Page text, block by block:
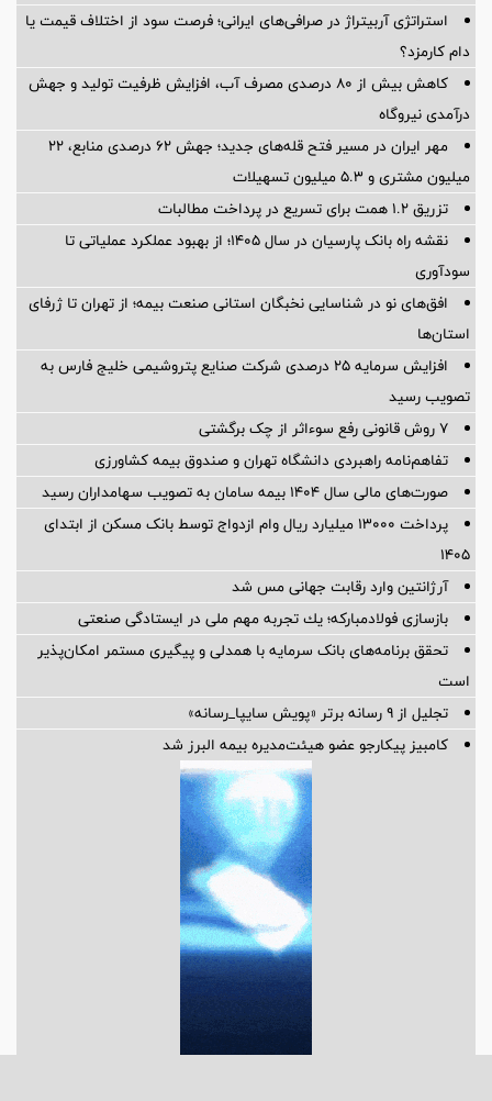
استراتژی آربیتراژ در صرافی‌های ایرانی؛ فرصت سود از اختلاف قیمت یا
دام کارمزد؟
کاهش بیش از ۸۰ درصدی مصرف آب، افزایش ظرفیت تولید و جهش
درآمدی نیروگاه
مهر ایران در مسیر فتح قله‌های جدید؛ جهش ۶۲ درصدی منابع، ۲۲
میلیون مشتری و ۵.۳ میلیون تسهیلات
تزریق ۱.۲ همت برای تسریع در پرداخت مطالبات
نقشه راه بانک پارسیان در سال ۱۴۰۵؛ از بهبود عملکرد عملیاتی تا
سودآوری
افق‌های نو در شناسایی نخبگان استانی صنعت بیمه؛ از تهران تا ژرفای
استان‌ها
افزایش سرمایه ۲۵ درصدی شرکت صنایع پتروشیمی خلیج فارس به
تصویب رسید
۷ روش قانونی رفع سوء‌اثر از چک برگشتی
تفاهم‌نامه راهبردی دانشگاه تهران و صندوق بیمه كشاورزی
صورت‌های مالی سال ۱۴۰۴ بیمه سامان به تصویب سهامداران رسید
پرداخت ۱۳۰۰۰ میلیارد ریال وام ازدواج توسط بانک مسکن از ابتدای
۱۴۰۵
آرژانتین وارد رقابت جهانی مس شد
بازسازی فولادمباركه؛ یك تجربه مهم ملی در ایستادگی صنعتی
تحقق برنامه‌های بانک سرمایه با همدلی و پیگیری مستمر امکان‌پذیر
است
تجلیل از ۹ رسانه برتر «پویش سایپا_رسانه»
کامبیز پیکارجو عضو هیئت‌مدیره بيمه البرز شد